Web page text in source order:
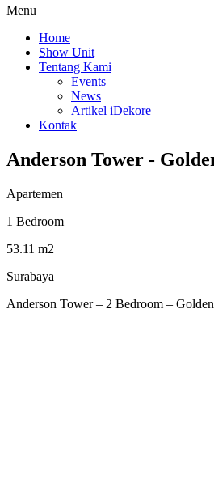
Menu
Home
Show Unit
Tentang Kami
Events
News
Artikel iDekore
Kontak
Anderson Tower -
Apartemen
1 Bedroom
53.11 m2
Surabaya
Anderson Tower – 2 Bedroom –